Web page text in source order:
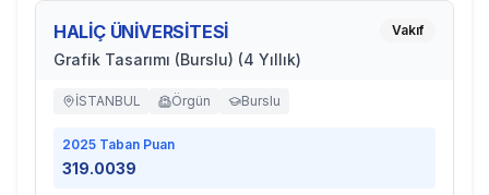
HALİÇ ÜNİVERSİTESİ
Grafik Tasarımı (Burslu) (4 Yıllık)
Vakıf
İSTANBUL Örgün Burslu
2025 Taban Puan
319.0039